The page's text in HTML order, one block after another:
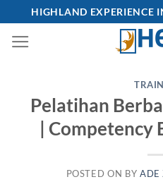
content
HIGHLAND EXPERIENCE
Pelatihan
| Competency
POSTED ON BY ADE